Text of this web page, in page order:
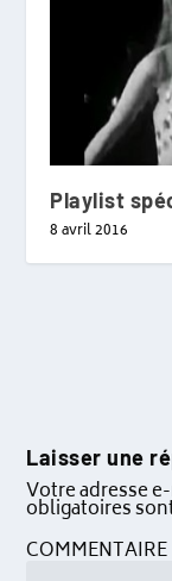
Playlist
8 avril 2016
Laisser une
Votre adresse
obligatoires
COMMENTAIRE